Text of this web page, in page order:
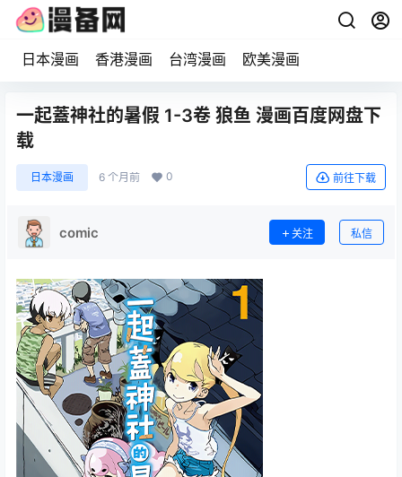
日本漫画 香港漫画 台湾漫画 欧美漫画
一起蓋神社的暑假 1-3卷 狼鱼 漫画百度网盘下
载
日本漫画 6 个月前 0 前往下载
comic 关注 私信